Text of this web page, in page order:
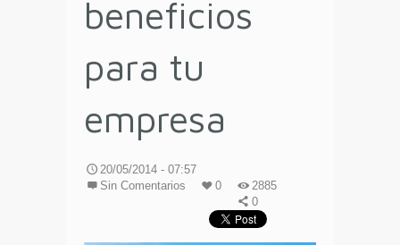
beneficios
para tu
empresa
20/05/2014 - 07:57
Sin Comentarios
0
2885
0